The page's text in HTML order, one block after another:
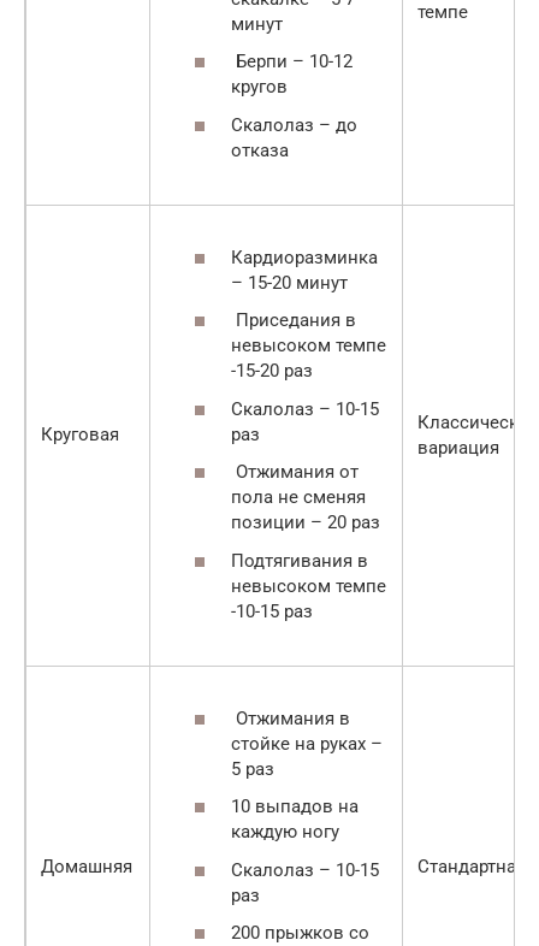
минут
Берпи – 10-12
кругов
Скалолаз – до
отказа
темпе
Круговая
Кардиоразминка
– 15-20 минут
Приседания в
невысоком темпе
-15-20 раз
Скалолаз – 10-15
раз
Отжимания от
пола не сменяя
позиции – 20 раз
Подтягивания в
невысоком темпе
-10-15 раз
Классическая
вариация
Домашняя
Отжимания в
стойке на руках –
5 раз
10 выпадов на
каждую ногу
Скалолаз – 10-15
раз
200 прыжков со
Стандартная